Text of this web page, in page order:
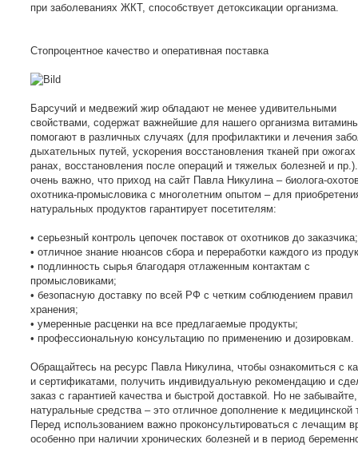
при заболеваниях ЖКТ, способствует детоксикации организма.
Стопроцентное качество и оперативная поставка
Барсучий и медвежий жир обладают не менее удивительными
свойствами, содержат важнейшие для нашего организма
помогают в различных случаях (для профилактики и лечения
дыхательных путей, ускорения восстановления тканей при ожогах
ранах, восстановления после операций и тяжелых болезней и
очень важно, что приход на сайт Павла Никулина – биолога-
охотника-промысловика с многолетним опытом – для
натуральных продуктов гарантирует посетителям:
• серьезный контроль цепочек поставок от охотников до заказчика;
• отличное знание нюансов сбора и переработки каждого из
• подлинность сырья благодаря отлаженным контактам с
промысловиками;
• безопасную доставку по всей РФ с четким соблюдением правил
хранения;
• умеренные расценки на все предлагаемые продукты;
• профессиональную консультацию по применению и дозировкам.
Обращайтесь на ресурс Павла Никулина, чтобы ознакомиться с
и сертификатами, получить индивидуальную рекомендацию и
заказ с гарантией качества и быстрой доставкой. Но не
натуральные средства – это отличное дополнение к медицинской
Перед использованием важно проконсультироваться с лечащим
особенно при наличии хронических болезней и в период